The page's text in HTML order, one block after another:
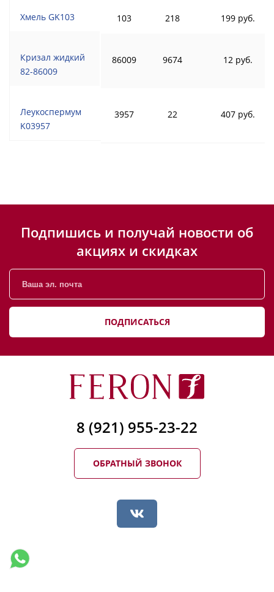
Хмель GK103
Кризал жидкий
82-86009
Леукоспермум
K03957
103 218 199 руб.
86009 9674 12 руб.
3957 22 407 руб.
Подпишись и получай новости об
акциях и скидках
ПОДПИСАТЬСЯ
8 (921) 955-23-22
ОБРАТНЫЙ ЗВОНОК